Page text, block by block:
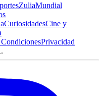
ZuliaMundial
CuriosidadesCine y
Privacidad